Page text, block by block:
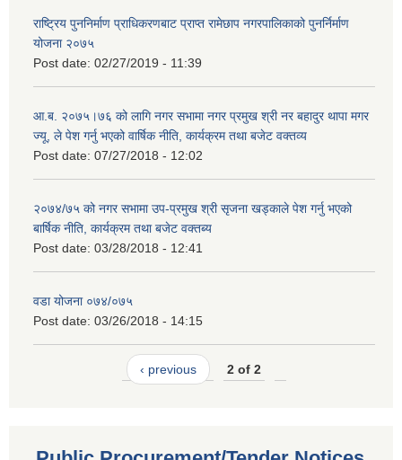
राष्ट्रिय पुननिर्माण प्राधिकरणबाट प्राप्त रामेछाप नगरपालिकाको पुनर्निर्माण
योजना २०७५
Post date: 02/27/2019 - 11:39
आ.ब. २०७५।७६ को लागि नगर सभामा नगर प्रमुख श्री नर बहादुर थापा मगर
ज्यू, ले पेश गर्नु भएको वार्षिक नीति, कार्यक्रम तथा बजेट वक्तव्य
Post date: 07/27/2018 - 12:02
२०७४/७५ को नगर सभामा उप-प्रमुख श्री सृजना खड्काले पेश गर्नु भएको
बार्षिक नीति, कार्यक्रम तथा बजेट वक्तब्य
Post date: 03/28/2018 - 12:41
वडा योजना ०७४/०७५
Post date: 03/26/2018 - 14:15
‹ previous 2 of 2